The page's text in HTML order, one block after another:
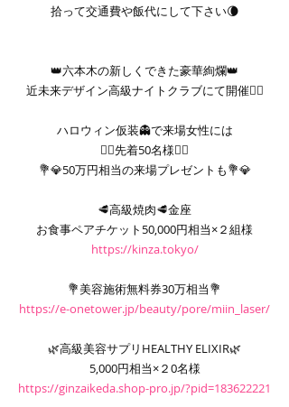
拾って交通費や飯代にして下さい🌘
👑六本木の新しくできた豪華絢爛👑
近未来デザイン高級ナイトクラブにて開催❤️‍🔥
ハロウィン仮装👻で来場女性には
❤️‍🔥先着50名様❤️‍🔥
💐💎50万円相当の来場プレゼントも💐💎
🥩高級焼肉🥩金座
お食事ペアチケット50,000円相当×２組様
https://kinza.tokyo/
💐美容施術無料券30万相当💐
https://e-onetower.jp/beauty/pore/miin_laser/
🌿高級美容サプリHEALTHY ELIXIR🌿
5,000円相当×２0名様
https://ginzaikeda.shop-pro.jp/?pid=183622221